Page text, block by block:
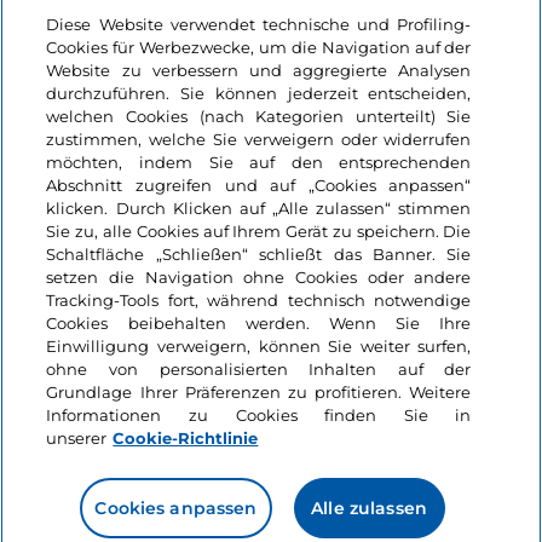
Login
Bleiben wir in Kontakt
Diese Website verwendet technische und Profiling-
Cookies für Werbezwecke, um die Navigation auf der
Website zu verbessern und aggregierte Analysen
durchzuführen. Sie können jederzeit entscheiden,
welchen Cookies (nach Kategorien unterteilt) Sie
zustimmen, welche Sie verweigern oder widerrufen
möchten, indem Sie auf den entsprechenden
Abschnitt zugreifen und auf „Cookies anpassen“
klicken. Durch Klicken auf „Alle zulassen“ stimmen
Sie zu, alle Cookies auf Ihrem Gerät zu speichern. Die
Schaltfläche „Schließen“ schließt das Banner. Sie
setzen die Navigation ohne Cookies oder andere
Tracking-Tools fort, während technisch notwendige
Cookies beibehalten werden. Wenn Sie Ihre
Einwilligung verweigern, können Sie weiter surfen,
ohne von personalisierten Inhalten auf der
Grundlage Ihrer Präferenzen zu profitieren. Weitere
Informationen zu Cookies finden Sie in
unserer Cookie-Richtlinie
Cookies anpassen Alle zulassen